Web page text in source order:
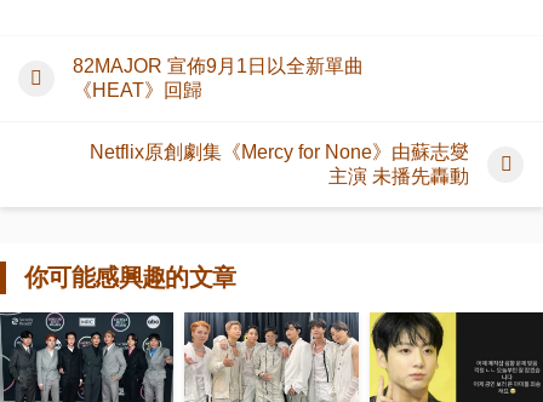
82MAJOR 宣佈9月1日以全新單曲
《HEAT》回歸
Netflix原創劇集《Mercy for None》由蘇志燮
主演 未播先轟動
你可能感興趣的文章